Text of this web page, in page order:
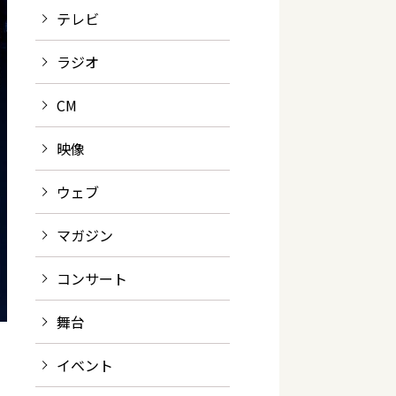
テレビ
ラジオ
CM
映像
ウェブ
マガジン
コンサート
舞台
イベント